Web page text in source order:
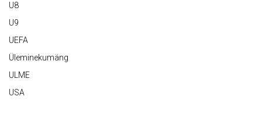
U8
U9
UEFA
Üleminekumäng
ULME
USA